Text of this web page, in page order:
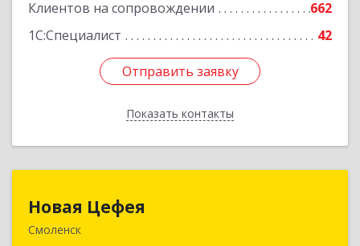
Клиентов на сопровождении
662
1С:Специалист
42
Отправить заявку
Показать контакты
Отправить заявку
Назад
Новая Цефея
Смоленск
214018, Смоленская обл, Смоленск г, Раевского